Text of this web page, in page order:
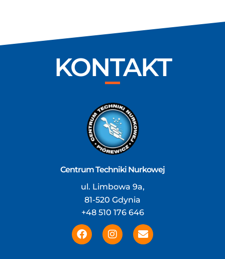
KONTAKT
Centrum Techniki Nurkowej
ul. Limbowa 9a,
81-520 Gdynia
+48 510 176 646